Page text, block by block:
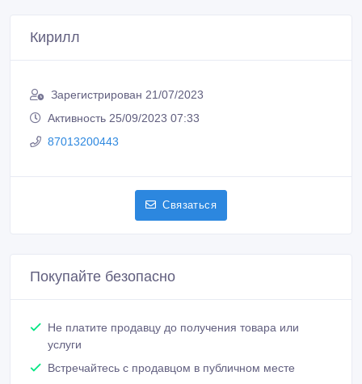
Кирилл
Зарегистрирован 21/07/2023
Активность 25/09/2023 07:33
87013200443
Связаться
Покупайте безопасно
Не платите продавцу до получения товара или
услуги
Встречайтесь с продавцом в публичном месте